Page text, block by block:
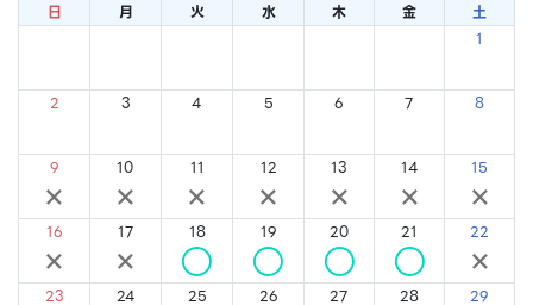
日 月 火 水 木 金
土
1
2 3 4 5 6 7 8
9
×
10
×
11
×
12
×
13
×
14
×
15
×
16
×
17
×
18
○
19
○
20
○
21
○
22
×
23 24 25 26 27 28 29